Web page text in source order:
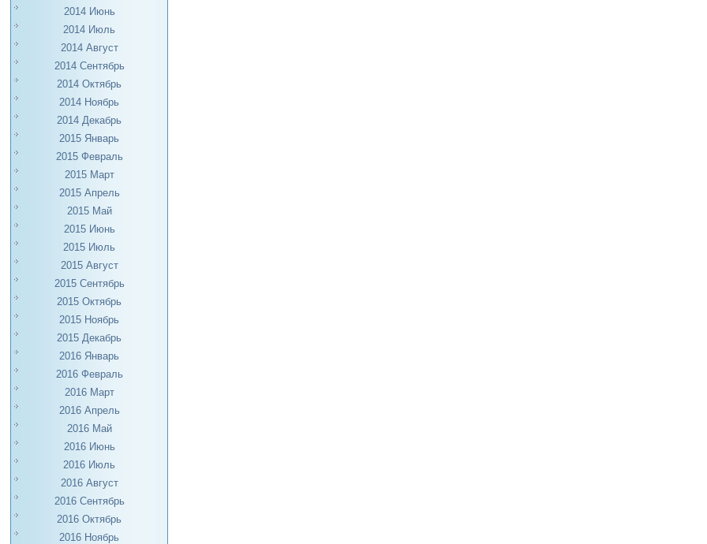
2014 Июнь
2014 Июль
2014 Август
2014 Сентябрь
2014 Октябрь
2014 Ноябрь
2014 Декабрь
2015 Январь
2015 Февраль
2015 Март
2015 Апрель
2015 Май
2015 Июнь
2015 Июль
2015 Август
2015 Сентябрь
2015 Октябрь
2015 Ноябрь
2015 Декабрь
2016 Январь
2016 Февраль
2016 Март
2016 Апрель
2016 Май
2016 Июнь
2016 Июль
2016 Август
2016 Сентябрь
2016 Октябрь
2016 Ноябрь